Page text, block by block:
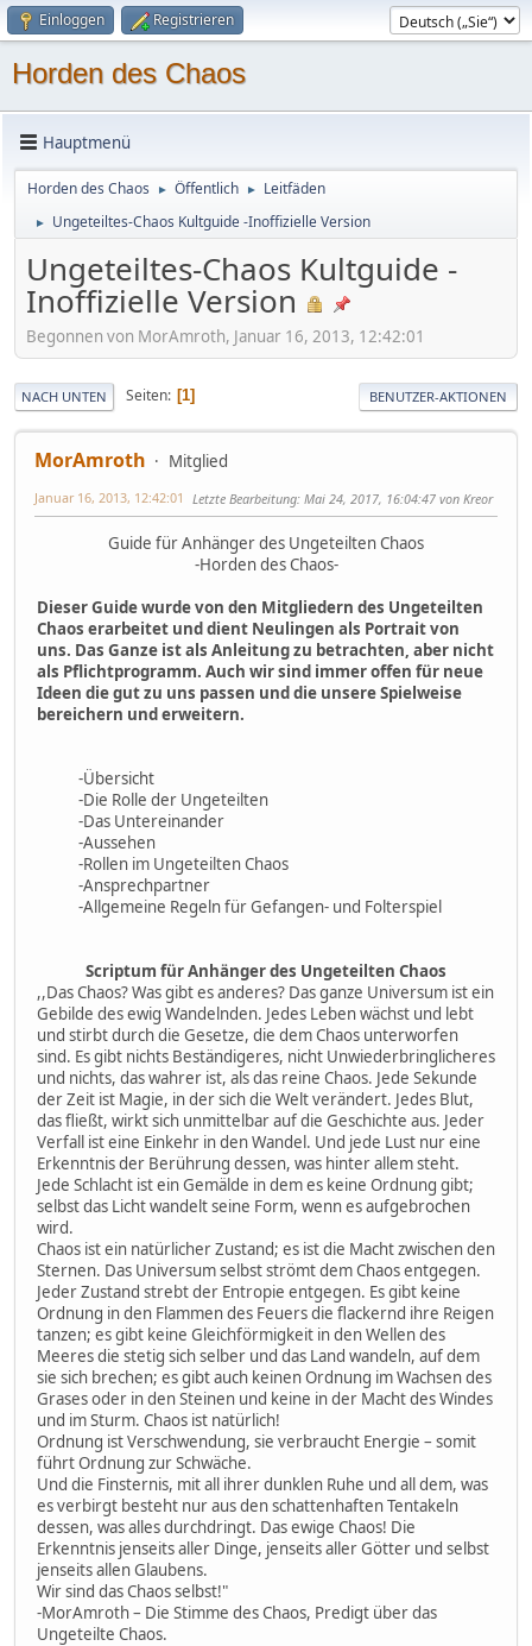
Einloggen Registrieren
Horden des Chaos
Hauptmenü
Horden des Chaos ► Öffentlich ► Leitfäden
► Ungeteiltes-Chaos Kultguide -Inoffizielle Version
Ungeteiltes-Chaos Kultguide -
Inoffizielle Version
Begonnen von MorAmroth, Januar 16, 2013, 12:42:01
NACH UNTEN Seiten 1 BENUTZER-AKTIONEN
MorAmroth Mitglied
Januar 16, 2013, 12:42:01 Letzte Bearbeitung: Mai 24, 2017, 16:04:47 von Kreor
Guide für Anhänger des Ungeteilten Chaos
-Horden des Chaos-
Dieser Guide wurde von den Mitgliedern des Ungeteilten
Chaos erarbeitet und dient Neulingen als Portrait von
uns. Das Ganze ist als Anleitung zu betrachten, aber nicht
als Pflichtprogramm. Auch wir sind immer offen für neue
Ideen die gut zu uns passen und die unsere Spielweise
bereichern und erweitern.
-Übersicht
-Die Rolle der Ungeteilten
-Das Untereinander
-Aussehen
-Rollen im Ungeteilten Chaos
-Ansprechpartner
-Allgemeine Regeln für Gefangen- und Folterspiel
Scriptum für Anhänger des Ungeteilten Chaos
,,Das Chaos? Was gibt es anderes? Das ganze Universum ist ein
Gebilde des ewig Wandelnden. Jedes Leben wächst und lebt
und stirbt durch die Gesetze, die dem Chaos unterworfen
sind. Es gibt nichts Beständigeres, nicht Unwiederbringlicheres
und nichts, das wahrer ist, als das reine Chaos. Jede Sekunde
der Zeit ist Magie, in der sich die Welt verändert. Jedes Blut,
das fließt, wirkt sich unmittelbar auf die Geschichte aus. Jeder
Verfall ist eine Einkehr in den Wandel. Und jede Lust nur eine
Erkenntnis der Berührung dessen, was hinter allem steht.
Jede Schlacht ist ein Gemälde in dem es keine Ordnung gibt;
selbst das Licht wandelt seine Form, wenn es aufgebrochen
wird.
Chaos ist ein natürlicher Zustand; es ist die Macht zwischen den
Sternen. Das Universum selbst strömt dem Chaos entgegen.
Jeder Zustand strebt der Entropie entgegen. Es gibt keine
Ordnung in den Flammen des Feuers die flackernd ihre Reigen
tanzen; es gibt keine Gleichförmigkeit in den Wellen des
Meeres die stetig sich selber und das Land wandeln, auf dem
sie sich brechen; es gibt auch keinen Ordnung im Wachsen des
Grases oder in den Steinen und keine in der Macht des Windes
und im Sturm. Chaos ist natürlich!
Ordnung ist Verschwendung, sie verbraucht Energie – somit
führt Ordnung zur Schwäche.
Und die Finsternis, mit all ihrer dunklen Ruhe und all dem, was
es verbirgt besteht nur aus den schattenhaften Tentakeln
dessen, was alles durchdringt. Das ewige Chaos! Die
Erkenntnis jenseits aller Dinge, jenseits aller Götter und selbst
jenseits allen Glaubens.
Wir sind das Chaos selbst!"
-MorAmroth – Die Stimme des Chaos, Predigt über das
Ungeteilte Chaos.